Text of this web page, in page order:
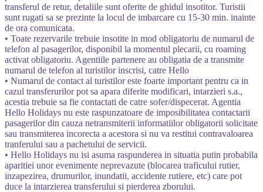
transferul de retur, detaliile sunt oferite de ghidul insotitor. Turistii
sunt rugati sa se prezinte la locul de imbarcare cu 15-30 min. inainte
de ora comunicata.
• Toate rezervarile trebuie insotite in mod obligatoriu de numarul de
telefon al pasagerilor, disponibil la momentul plecarii, cu roaming
activat obligatoriu. Agentiile partenere au obligatia de a transmite
numarul de telefon al turistilor inscrisi, catre Hello
• Numarul de contact al turistilor este foarte important pentru ca in
cazul transferurilor pot sa apara diferite modificari, intarzieri s.a.,
acestia trebuie sa fie contactati de catre sofer/dispecerat. Agentia
Hello Holidays nu este raspunzatoare de imposibilitatea contactarii
pasagerilor din cauza netransmiterii informatiilor obligatorii solicitate
sau transmiterea incorecta a acestora si nu va restitui contravaloarea
tranferului sau a pachetului de servicii.
• Hello Holidays nu isi asuma raspunderea in situatia putin probabila
aparitiei unor evenimente neprevazute (blocarea traficului rutier,
inzapezirea, drumurilor, inundatii, accidente rutiere, etc) care pot
duce la intarzierea transferului si pierderea zborului.